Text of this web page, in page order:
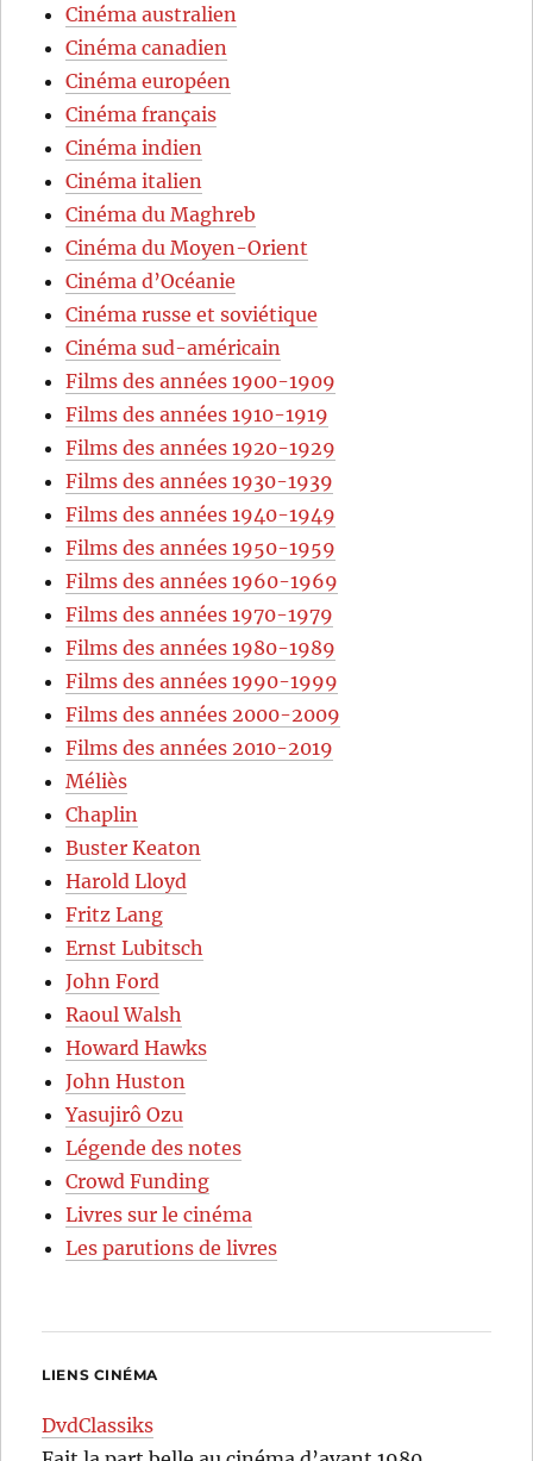
Cinéma australien
Cinéma canadien
Cinéma européen
Cinéma français
Cinéma indien
Cinéma italien
Cinéma du Maghreb
Cinéma du Moyen-Orient
Cinéma d’Océanie
Cinéma russe et soviétique
Cinéma sud-américain
Films des années 1900-1909
Films des années 1910-1919
Films des années 1920-1929
Films des années 1930-1939
Films des années 1940-1949
Films des années 1950-1959
Films des années 1960-1969
Films des années 1970-1979
Films des années 1980-1989
Films des années 1990-1999
Films des années 2000-2009
Films des années 2010-2019
Méliès
Chaplin
Buster Keaton
Harold Lloyd
Fritz Lang
Ernst Lubitsch
John Ford
Raoul Walsh
Howard Hawks
John Huston
Yasujirô Ozu
Légende des notes
Crowd Funding
Livres sur le cinéma
Les parutions de livres
LIENS CINÉMA
DvdClassiks